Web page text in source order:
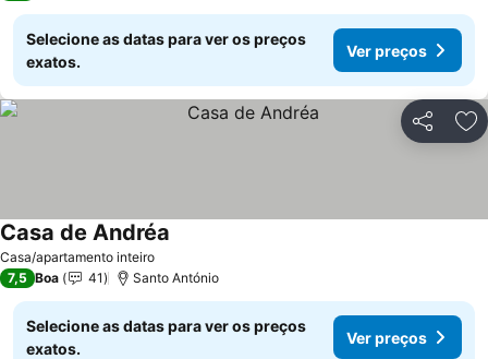
Selecione as datas para ver os preços
exatos.
Ver preços
Partilhar
Casa/apartamento inteiro
Casa de Andréa
7,5 Boa 41 Santo António
Selecione as datas para ver os preços
exatos.
Ver preços